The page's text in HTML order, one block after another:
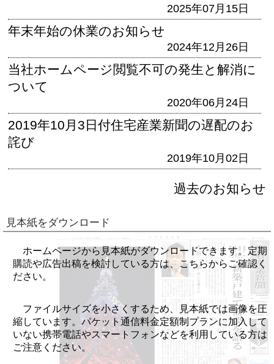
2025年07月15日
年末年始の休業のお知らせ
2024年12月26日
当社ホームページ閲覧不可の発生と解消に
ついて
2020年06月24日
2019年10月3日付住宅産業新聞の遅配のお
詫び
2019年10月02日
過去のお知らせ
見本紙をダウンロード
ホームページから見本紙がダウンロードできます。定期
購読や広告出稿を検討している方は、こちらからご確認く
ださい。
ファイルサイズを小さくするため、見本紙では画像を圧
縮しています。パケット通信料金定額制プランに加入して
いない携帯電話やスマートフォンなどを利用している方は
ご注意ください。